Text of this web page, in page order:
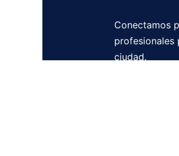
Conectamos
profesionales
ciudad.